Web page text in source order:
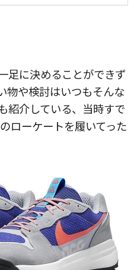
足に決めることができず
物や検討はいつもそんな
紹介している、当時すで
ローケートを履いてった